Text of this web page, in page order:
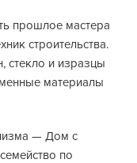
прошлое мастера
строительства.
стекло и изразцы
материалы
— Дом с
по